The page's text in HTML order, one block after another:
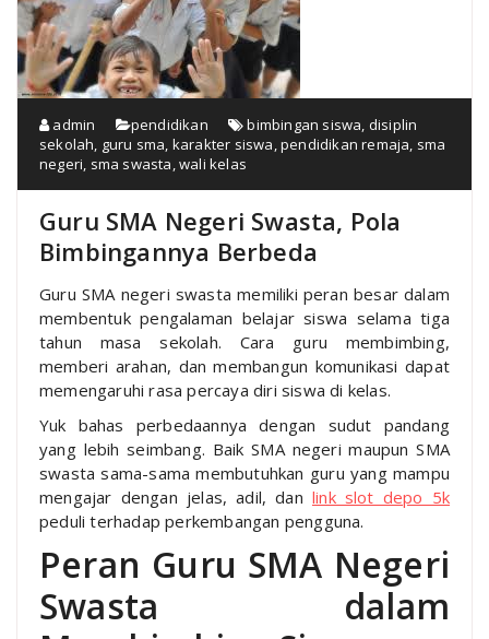
admin pendidikan bimbingan siswa disiplin
sekolah guru sma karakter siswa ,pendidikan remaja sma
negeri sma swasta ,wali kelas
Guru SMA Negeri Swasta, Pola
Bimbingannya Berbeda
Guru SMA negeri swasta memiliki peran besar dalam
membentuk pengalaman belajar siswa selama tiga
tahun masa sekolah. Cara guru membimbing,
memberi arahan, dan membangun komunikasi dapat
memengaruhi rasa percaya diri siswa di kelas.
Yuk bahas perbedaannya dengan sudut pandang
yang lebih seimbang. Baik SMA negeri maupun SMA
swasta sama-sama membutuhkan guru yang mampu
mengajar dengan jelas, adil, dan link slot depo 5k
peduli terhadap perkembangan pengguna.
Peran Guru SMA Negeri
Swasta dalam